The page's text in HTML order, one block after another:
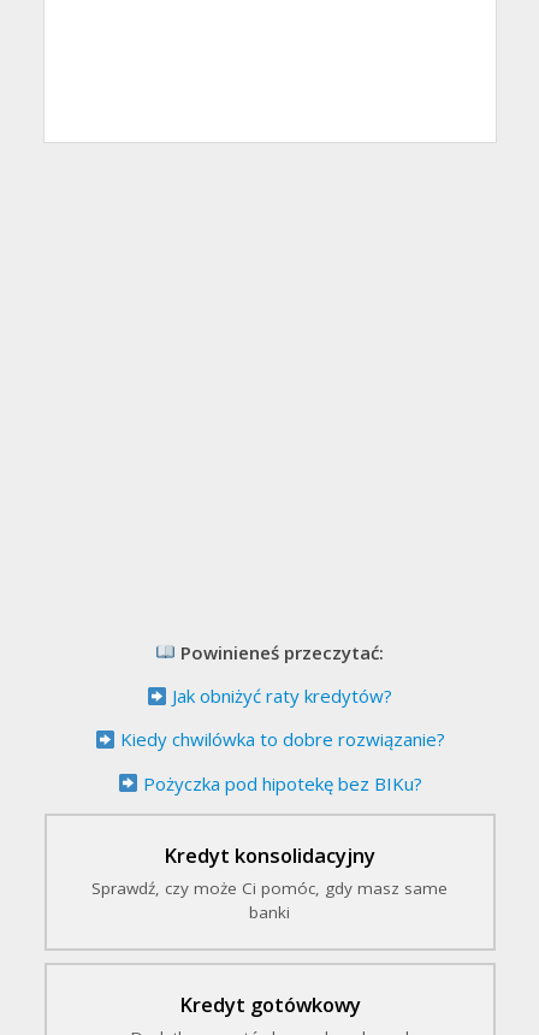
Powinieneś przeczytać:
Jak obniżyć raty kredytów?
Kiedy chwilówka to dobre rozwiązanie?
Pożyczka pod hipotekę bez BIKu?
Kredyt konsolidacyjny
Sprawdź, czy może Ci pomóc, gdy masz same
banki
Kredyt gotówkowy